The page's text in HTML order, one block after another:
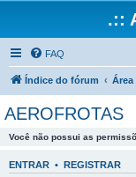
.::
FAQ
Índice do fórum
AEROFROTAS
Você não possui as
ENTRAR • REGISTRAR